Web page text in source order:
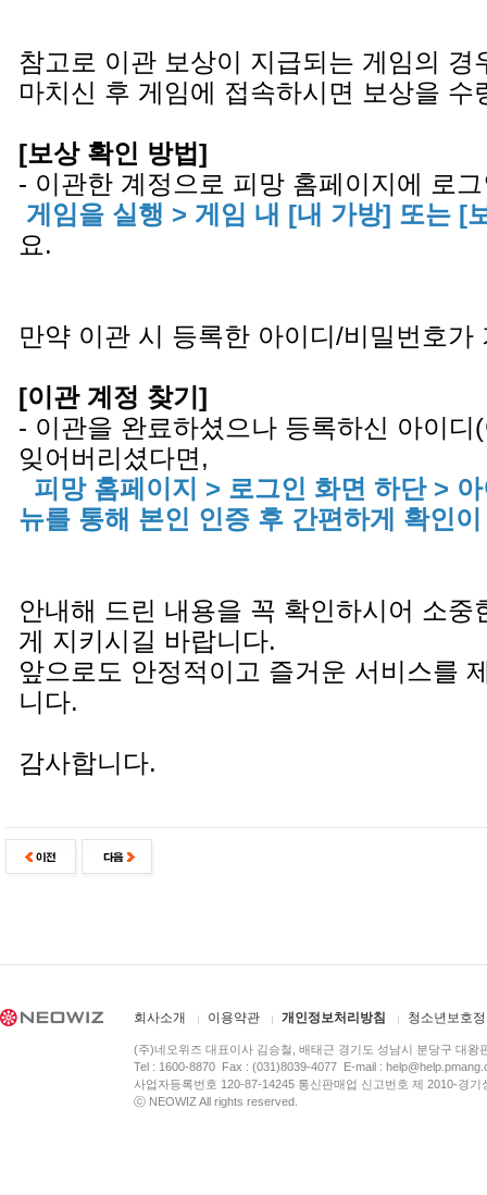
참고로 이관 보상이 지급되는 게임의 경
마치신 후 게임에 접속하시면 보상을 수
[보상 확인 방법]
- 이관한 계정으로 피망 홈페이지에 로
게임을 실행 > 게임 내 [내 가방] 또는 [
요.
만약 이관 시 등록한 아이디/비밀번호가
[이관 계정 찾기]
- 이관을 완료하셨으나 등록하신 아이디
잊어버리셨다면,
피망 홈페이지 > 로그인 화면 하단 >
뉴를 통해 본인 인증 후 간편하게 확인
안내해 드린 내용을 꼭 확인하시어 소중
게 지키시길 바랍니다.
앞으로도 안정적이고 즐거운 서비스를
니다.
감사합니다.
회사소개 이용약관 개인정보처리방침 청소년보호
(주)네오위즈 대표이사 김승철, 배태근 경기도 성남시 분당구 대왕
Tel : 1600-8870 Fax : (031)8039-4077 E-mail :
사업자등록번호 120-87-14245 통신판매업 신고번호 제 2010-경
ⓒ NEOWIZ All rights reserved.